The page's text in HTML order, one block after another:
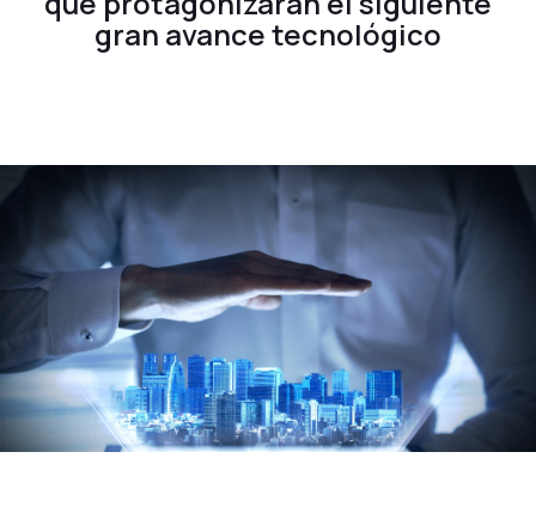
gran avance tecnológico